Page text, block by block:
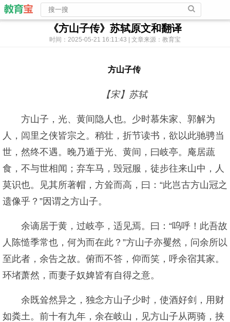
《方山子传》苏轼原文和翻译
时间：2025-05-21 16:11:43 | 文章来源：教育宝
方山子传
【宋】苏轼
方山子，光、黄间隐人也。少时慕朱家、郭解为
人，闾里之侠皆宗之。稍壮，折节读书，欲以此驰骋当
世，然终不遇。晚乃遁于光、黄间，曰岐亭。庵居蔬
食，不与世相闻；弃车马，毁冠服，徒步往来山中，人
莫识也。见其所著帽，方耸而高，曰：“此岂古方山冠之
遗像乎？”因谓之方山子。
余谪居于黄，过岐亭，适见焉。曰：“呜呼！此吾故
人陈慥季常也，何为而在此？”方山子亦矍然，问余所以
至此者，余告之故。俯而不答，仰而笑，呼余宿其家。
环堵萧然，而妻子奴婢皆有自得之意。
余既耸然异之，独念方山子少时，使酒好剑，用财
如粪土。前十有九年，余在岐山，见方山子从两骑，挟